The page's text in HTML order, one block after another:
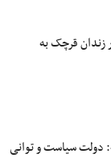
زندان قرچک به
دولت سیاست و توانی